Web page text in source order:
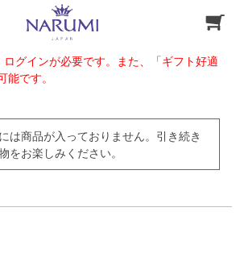
グインが必要です。また、「ギフト好適
能です。
は商品が入っておりません。引き続き
をお楽しみください。